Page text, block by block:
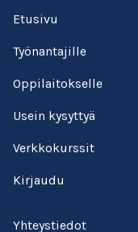
Etusivu
Työnantajille
Oppilaitokselle
Usein kysyttyä
Verkkokurssit
Kirjaudu
Yhteystiedot